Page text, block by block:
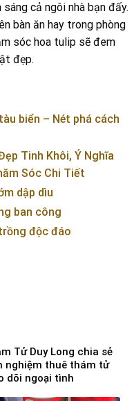
cả ngôi nhà bạn đấy.
bàn ăn hay trong phòng
sóc hoa tulip sẽ đem
đẹp.
biển – Nét phá cách
Tinh Khôi, Ý Nghĩa
Sóc Chi Tiết
dập dìu
ban công
độc đáo
Tử Duy Long chia sẻ
nghiệm thuê thám tử
dõi ngoại tình